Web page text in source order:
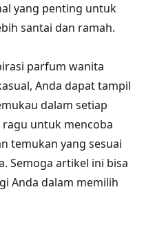
yang penting untuk
santai dan ramah.
parfum wanita
Anda dapat tampil
dalam setiap
ragu untuk mencoba
temukan yang sesuai
Semoga artikel ini bisa
Anda dalam memilih